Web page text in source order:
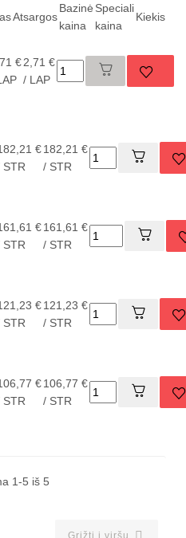
Atsargos
Bazinė
kaina
Speciali
kaina
Kiekis
€2,71 €
/ LAP
€
STR
182,21 €
/ STR
€
STR
161,61 €
/ STR
€
STR
121,23 €
/ STR
€
STR
106,77 €
/ STR
1-5 iš 5
Grįžti į viršų